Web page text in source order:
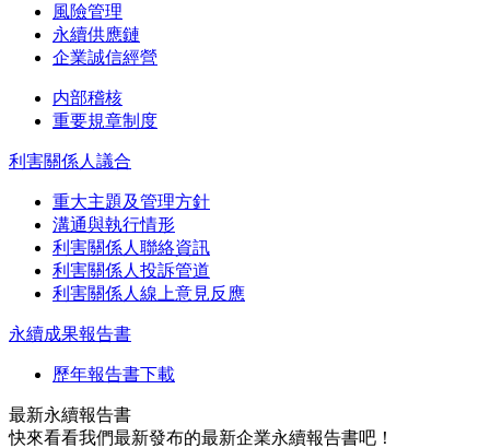
風險管理
永續供應鏈
企業誠信經營
内部稽核
重要規章制度
利害關係人議合
重大主題及管理方針
溝通與執行情形
利害關係人聯絡資訊
利害關係人投訴管道
利害關係人線上意見反應
永續成果報告書
歷年報告書下載
最新永續報告書
快來看看我們最新發布的最新企業永續報告書吧！